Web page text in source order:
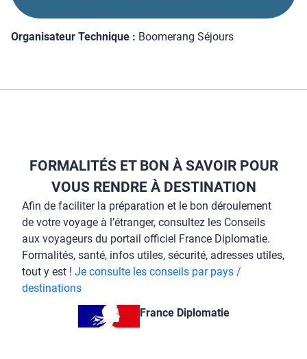
Organisateur Technique : Boomerang Séjours
FORMALITÉS ET BON À SAVOIR POUR
VOUS RENDRE À DESTINATION
Afin de faciliter la préparation et le bon déroulement
de votre voyage à l’étranger, consultez les Conseils
aux voyageurs du portail officiel France Diplomatie.
Formalités, santé, infos utiles, sécurité, adresses utiles,
tout y est ! Je consulte les conseils par pays /
destinations
France Diplomatie